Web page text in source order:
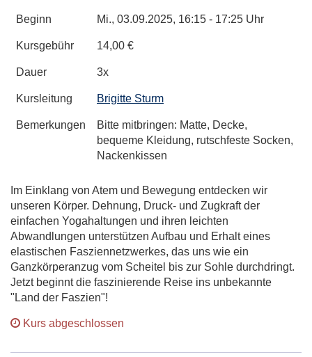
Beginn Mi., 03.09.2025, 16:15 - 17:25 Uhr
Kursgebühr 14,00 €
Dauer 3x
Kursleitung Brigitte Sturm
Bemerkungen
Bitte mitbringen: Matte, Decke,
bequeme Kleidung, rutschfeste Socken,
Nackenkissen
Im Einklang von Atem und Bewegung entdecken wir
unseren Körper. Dehnung, Druck- und Zugkraft der
einfachen Yogahaltungen und ihren leichten
Abwandlungen unterstützen Aufbau und Erhalt eines
elastischen Fasziennetzwerkes, das uns wie ein
Ganzkörperanzug vom Scheitel bis zur Sohle durchdringt.
Jetzt beginnt die faszinierende Reise ins unbekannte
"Land der Faszien"!
Kurs abgeschlossen